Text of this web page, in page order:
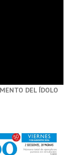
DEL ÍDOLO